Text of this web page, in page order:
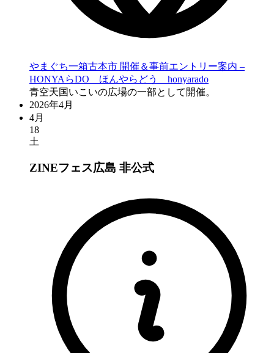
やまぐち一箱古本市 開催＆事前エントリー案内 –
HONYAらDO ほんやらどう honyarado
青空天国いこいの広場の一部として開催。
2026年4月
4月
18
土
ZINEフェス広島 非公式